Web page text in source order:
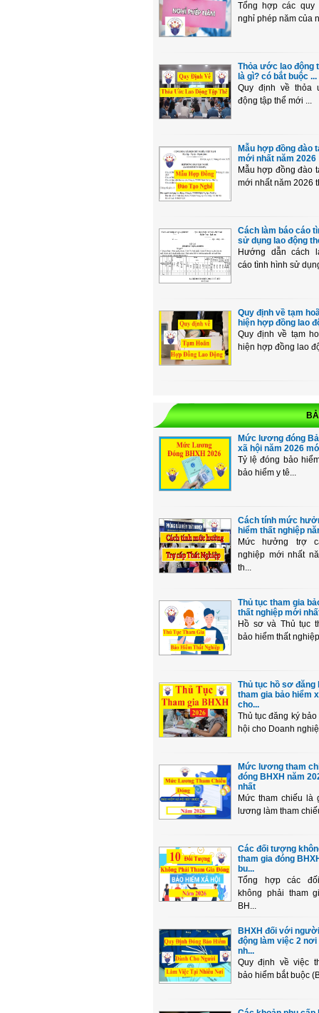
Tổng hợp các quy
nghỉ phép năm của
Thỏa ước lao động
là gì? có bắt buộc ...
Quy định về thỏa
động tập thể mới ...
Mẫu hợp đồng đào
mới nhất năm 2026
Mẫu hợp đồng đào
mới nhất năm 2026
Cách làm báo cáo
sử dụng lao động
Hướng dẫn cách
cáo tình hình sử
Quy định về tạm
hiện hợp đồng lao
Quy định về tạm
hiện hợp đồng lao
Mức lương đóng
xã hội năm 2026
Tỷ lệ đóng bảo
bảo hiểm y tê...
Cách tính mức
hiểm thất nghiệp
Mức hưởng trợ
nghiệp mới nhất
th...
Thủ tục tham gia
thất nghiệp mới
Hồ sơ và Thủ tục
bảo hiểm thất
Thủ tục hồ sơ đăng
tham gia bảo hiểm
cho...
Thủ tục đăng ký bảo
hội cho Doanh
Mức lương tham
đóng BHXH năm
nhất
Mức tham chiếu là
lương làm tham
Các đối tượng
tham gia đóng
bu...
Tổng hợp các
không phải tham
BH...
BHXH đối với
động làm việc 2 nơi
nh...
Quy định về việc
bảo hiểm bắt buộc